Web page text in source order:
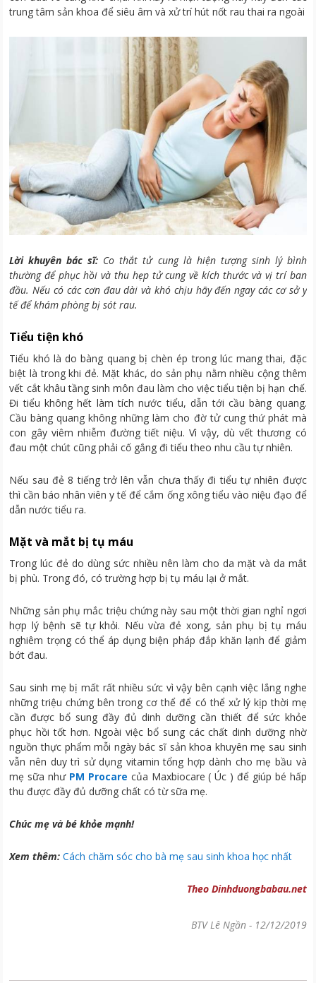
trung tâm sản khoa để siêu âm và xử trí hút nốt rau thai ra ngoài
Lời khuyên bác sĩ: Co thắt tử cung là hiện tượng sinh lý bình
thường để phục hồi và thu hẹp tử cung về kích thước và vị trí ban
đầu. Nếu có các cơn đau dài và khó chịu hãy đến ngay các cơ sở y
tế để khám phòng bị sót rau.
Tiểu tiện khó
Tiểu khó là do bàng quang bị chèn ép trong lúc mang thai, đặc
biệt là trong khi đẻ. Mặt khác, do sản phụ nằm nhiều cộng thêm
vết cắt khâu tầng sinh môn đau làm cho việc tiểu tiện bị hạn chế.
Đi tiểu không hết làm tích nước tiểu, dẫn tới cầu bàng quang.
Cầu bàng quang không những làm cho đờ tử cung thứ phát mà
con gây viêm nhiễm đường tiết niệu. Vì vậy, dù vết thương có
đau một chút cũng phải cố gắng đi tiểu theo nhu cầu tự nhiên.
Nếu sau đẻ 8 tiếng trở lên vẫn chưa thấy đi tiểu tự nhiên được
thì cần báo nhân viên y tế để cắm ống xông tiểu vào niệu đạo để
dẫn nước tiểu ra.
Mặt và mắt bị tụ máu
Trong lúc đẻ do dùng sức nhiều nên làm cho da mặt và da mắt
bị phù. Trong đó, có trường hợp bị tụ máu lại ở mắt.
Những sản phụ mắc triệu chứng này sau một thời gian nghỉ ngơi
hợp lý bệnh sẽ tự khỏi. Nếu vừa đẻ xong, sản phụ bị tụ máu
nghiêm trọng có thể áp dụng biện pháp đắp khăn lạnh để giảm
bớt đau.
Sau sinh mẹ bị mất rất nhiều sức vì vậy bên cạnh việc lắng nghe
những triệu chứng bên trong cơ thể để có thể xử lý kịp thời mẹ
cần được bổ sung đầy đủ dinh dưỡng cần thiết để sức khỏe
phục hồi tốt hơn. Ngoài việc bổ sung các chất dinh dưỡng nhờ
nguồn thực phẩm mỗi ngày bác sĩ sản khoa khuyên mẹ sau sinh
vẫn nên duy trì sử dụng vitamin tổng hợp dành cho mẹ bầu và
mẹ sữa như PM Procare của Maxbiocare ( Úc ) để giúp bé hấp
thu được đầy đủ dưỡng chất có từ sữa mẹ.
Chúc mẹ và bé khỏe mạnh!
Xem thêm: Cách chăm sóc cho bà mẹ sau sinh khoa học nhất
Theo Dinhduongbabau.net
BTV Lê Ngần- 12/12/2019